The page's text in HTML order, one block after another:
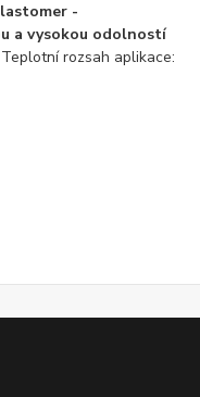
-
a vysokou odolností
rozsah aplikace: